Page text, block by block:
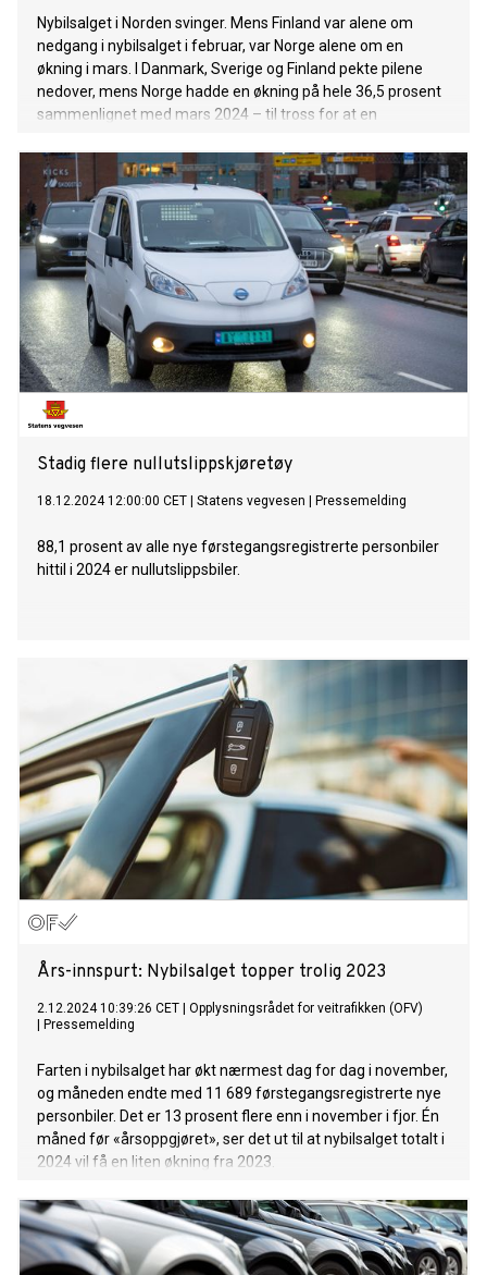
Nybilsalget i Norden svinger. Mens Finland var alene om
nedgang i nybilsalget i februar, var Norge alene om en
økning i mars. I Danmark, Sverige og Finland pekte pilene
nedover, mens Norge hadde en økning på hele 36,5 prosent
sammenlignet med mars 2024 – til tross for at en
Stadig flere nullutslippskjøretøy
18.12.2024 12:00:00 CET Statens vegvesen Pressemelding
88,1 prosent av alle nye førstegangsregistrerte personbiler
hittil i 2024 er nullutslippsbiler.
Års-innspurt: Nybilsalget topper trolig 2023
2.12.2024 10:39:26 CET
Opplysningsrådet for veitrafikken (OFV)
Pressemelding
Farten i nybilsalget har økt nærmest dag for dag i november,
og måneden endte med 11 689 førstegangsregistrerte nye
personbiler. Det er 13 prosent flere enn i november i fjor. Én
måned før «årsoppgjøret», ser det ut til at nybilsalget totalt i
2024 vil få en liten økning fra 2023.